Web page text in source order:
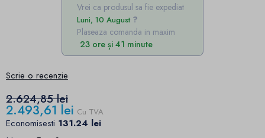
Vrei ca produsul sa fie expediat
Luni, 10 August
Plaseaza comanda in maxim
23 ore și 41 minute
Scrie o recenzie
2.624,85 lei
2.493,61 lei Cu TVA
Economisesti 131.24 lei